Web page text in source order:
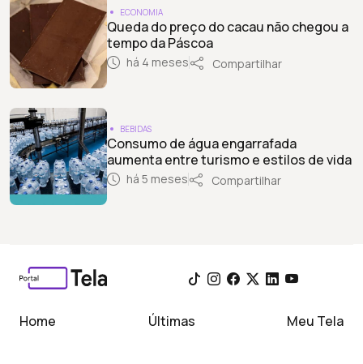
ECONOMIA
Queda do preço do cacau não chegou a
tempo da Páscoa
há 4 meses Compartilhar
BEBIDAS
Consumo de água engarrafada
aumenta entre turismo e estilos de vida
há 5 meses Compartilhar
Home Últimas Meu Tela